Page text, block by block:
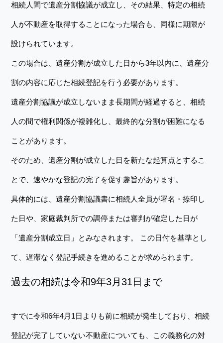
相続人間で遺産分割協議が成立し、その結果、特定の相続
人が不動産を取得することになった場合も、同様に期限が
設けられています。
この場合は、遺産分割が成立した日から3年以内に、遺産分
割の内容に応じた相続登記を行う必要があります。
遺産分割協議が成立しないまま長期間が経過すると、相続
人の間で権利関係が複雑化し、最終的な分割が困難になる
ことがあります。
そのため、遺産分割が成立した日を新たな起算点とするこ
とで、速やかな登記の完了を促す趣旨があります。
具体的には、遺産分割協議書に相続人全員が署名・捺印し
た日や、家庭裁判所での調停または審判が確定した日が
「遺産分割成立日」とみなされます。 この日付を基準とし
て、遅滞なく登記手続きを進めることが求められます。
過去の相続は令和9年3月31日まで
すでに令和6年4月1日よりも前に相続が発生しており、相続
登記が完了していない不動産についても、この義務化の対